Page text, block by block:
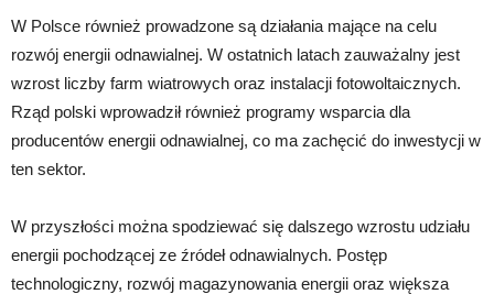
W Polsce również prowadzone są działania mające na celu
rozwój energii odnawialnej. W ostatnich latach zauważalny jest
wzrost liczby farm wiatrowych oraz instalacji fotowoltaicznych.
Rząd polski wprowadził również programy wsparcia dla
producentów energii odnawialnej, co ma zachęcić do inwestycji w
ten sektor.
W przyszłości można spodziewać się dalszego wzrostu udziału
energii pochodzącej ze źródeł odnawialnych. Postęp
technologiczny, rozwój magazynowania energii oraz większa